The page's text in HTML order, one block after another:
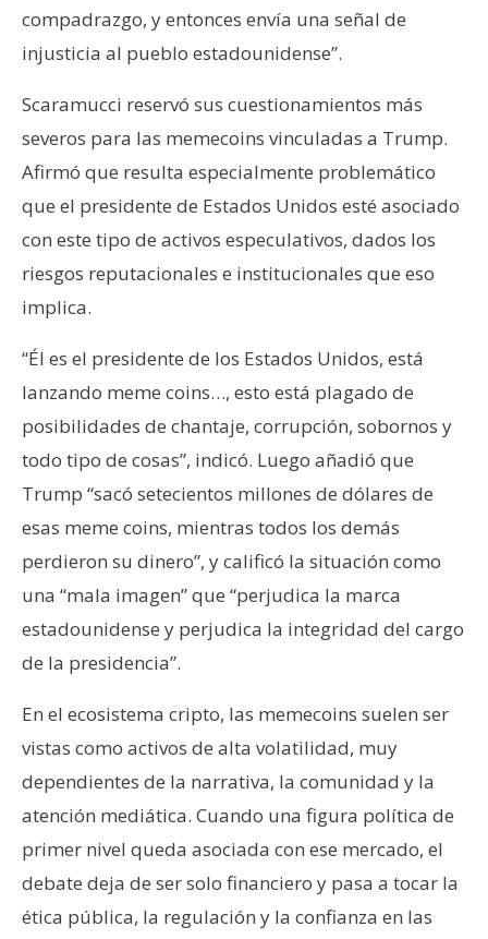
compadrazgo, y entonces envía una señal de
injusticia al pueblo estadounidense”.
Scaramucci reservó sus cuestionamientos más
severos para las memecoins vinculadas a Trump.
Afirmó que resulta especialmente problemático
que el presidente de Estados Unidos esté asociado
con este tipo de activos especulativos, dados los
riesgos reputacionales e institucionales que eso
implica.
“Él es el presidente de los Estados Unidos, está
lanzando meme coins…, esto está plagado de
posibilidades de chantaje, corrupción, sobornos y
todo tipo de cosas”, indicó. Luego añadió que
Trump “sacó setecientos millones de dólares de
esas meme coins, mientras todos los demás
perdieron su dinero”, y calificó la situación como
una “mala imagen” que “perjudica la marca
estadounidense y perjudica la integridad del cargo
de la presidencia”.
En el ecosistema cripto, las memecoins suelen ser
vistas como activos de alta volatilidad, muy
dependientes de la narrativa, la comunidad y la
atención mediática. Cuando una figura política de
primer nivel queda asociada con ese mercado, el
debate deja de ser solo financiero y pasa a tocar la
ética pública, la regulación y la confianza en las